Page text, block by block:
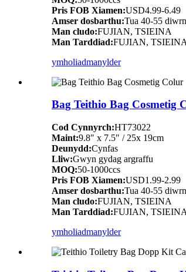
Pris FOB Xiamen:USD4.99-6.49
Amser dosbarthu:Tua 40-55
Man cludo:FUJIAN, TSIEINA
Man Tarddiad:FUJIAN, TSIEINA
ymholiadmanylder
Bag Teithio Bag Cosmetig
Cod Cynnyrch:HT73022
Maint:9.8″ x 7.5″ / 25x 19cm
Deunydd:Cynfas
Lliw:Gwyn gydag argraffu
MOQ:50-1000ccs
Pris FOB Xiamen:USD1.99-2.99
Amser dosbarthu:Tua 40-55
Man cludo:FUJIAN, TSIEINA
Man Tarddiad:FUJIAN, TSIEINA
ymholiadmanylder